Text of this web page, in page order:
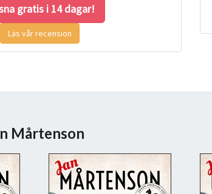
gratis i 14 dagar!
Läs vår recension
Mårtenson